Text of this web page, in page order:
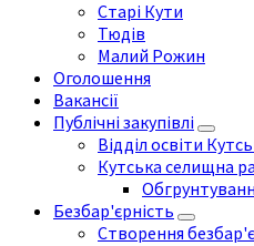
Старі Кути
Тюдів
Малий Рожин
Оголошення
Вакансії
Публічні закупівлі
Відділ освіти
Кутська селищна
Безбар'єрність
Створення